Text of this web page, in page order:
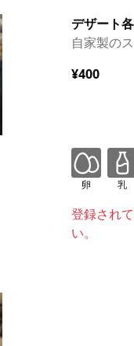
デザート
自家製の
¥400
卵 乳
登録され
い。